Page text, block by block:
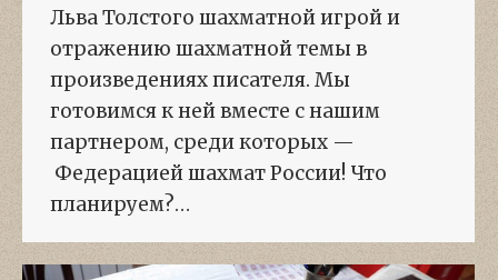
Льва Толстого шахматной игрой и
отражению шахматной темы в
произведениях писателя. Мы
готовимся к ней вместе с нашим
партнером, среди которых —
Федерацией шахмат России! Что
планируем?…